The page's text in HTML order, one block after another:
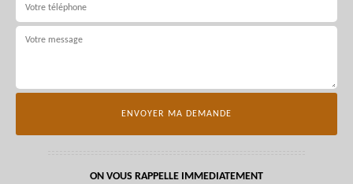
ON VOUS RAPPELLE IMMEDIATEMENT